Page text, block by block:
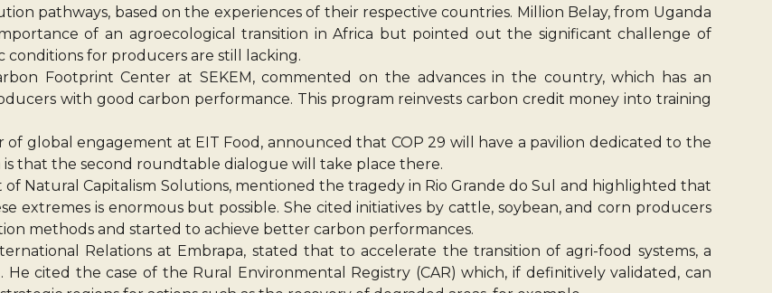
pathways, based on the experiences of their respective countries. Million Belay, from Uganda
of an agroecological transition in Africa but pointed out the significant challenge of
for producers are still lacking.
Footprint Center at SEKEM, commented on the advances in the country, which has an
with good carbon performance. This program reinvests carbon credit money into training
global engagement at EIT Food, announced that COP 29 will have a pavilion dedicated to the
that the second roundtable dialogue will take place there.
Natural Capitalism Solutions, mentioned the tragedy in Rio Grande do Sul and highlighted that
is enormous but possible. She cited initiatives by cattle, soybean, and corn producers
methods and started to achieve better carbon performances.
Relations at Embrapa, stated that to accelerate the transition of agri-food systems, a
cited the case of the Rural Environmental Registry (CAR) which, if definitively validated, can